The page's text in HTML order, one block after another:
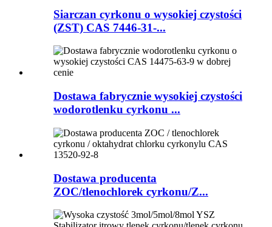
Siarczan cyrkonu o wysokiej czystości
(ZST) CAS 7446-31-...
Dostawa fabrycznie wysokiej czystości
wodorotlenku cyrkonu ...
Dostawa producenta
ZOC/tlenochlorek cyrkonu/Z...